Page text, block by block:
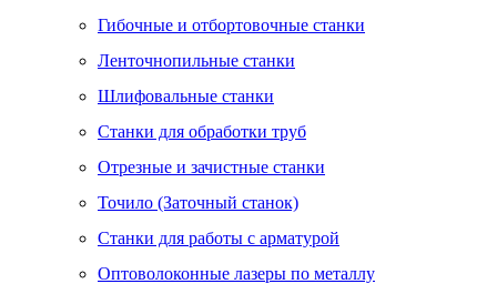
Гибочные и отбортовочные станки
Ленточнопильные станки
Шлифовальные станки
Станки для обработки труб
Отрезные и зачистные станки
Точило (Заточный станок)
Станки для работы с арматурой
Оптоволоконные лазеры по металлу